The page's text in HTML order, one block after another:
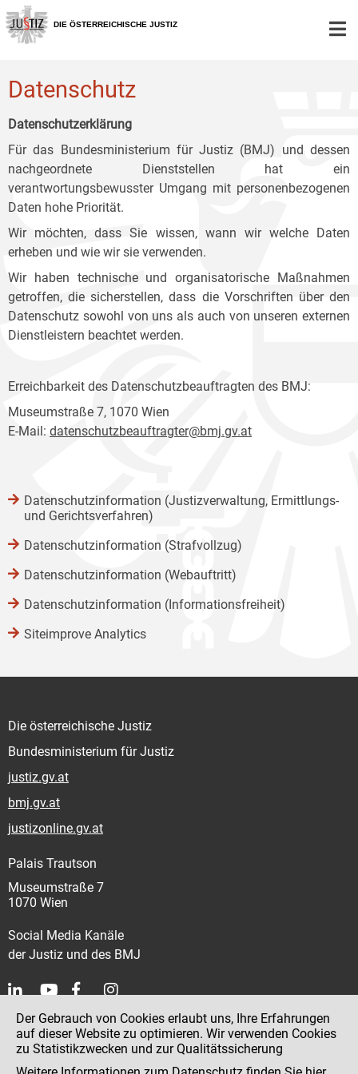
Zur
Hauptnavigation
[1]
Zum
Inhalt
[2]
Zum
Untermenü
[3]
DIE ÖSTERREICHISCHE JUSTIZ
Datenschutz
Datenschutzerklärung
Für das Bundesministerium für Justiz (BMJ) und dessen
nachgeordnete Dienststellen hat ein
verantwortungsbewusster Umgang mit personenbezogenen
Daten hohe Priorität.
Wir möchten, dass Sie wissen, wann wir welche Daten
erheben und wie wir sie verwenden.
Wir haben technische und organisatorische Maßnahmen
getroffen, die sicherstellen, dass die Vorschriften über den
Datenschutz sowohl von uns als auch von unseren externen
Dienstleistern beachtet werden.
Erreichbarkeit des Datenschutzbeauftragten des BMJ:
Museumstraße 7, 1070 Wien
E-Mail: datenschutzbeauftragter@bmj.gv.at
Datenschutzinformation (Justizverwaltung, Ermittlungs-
und Gerichtsverfahren)
Datenschutzinformation (Strafvollzug)
Datenschutzinformation (Webauftritt)
Datenschutzinformation (Informationsfreiheit)
Siteimprove Analytics
Die österreichische Justiz
Bundesministerium für Justiz
justiz.gv.at
bmj.gv.at
justizonline.gv.at
Palais Trautson
Museumstraße 7
1070 Wien
Social Media Kanäle
der Justiz und des BMJ
Kontakt
Impressum
Der Gebrauch von Cookies erlaubt uns, Ihre Erfahrungen
auf dieser Website zu optimieren. Wir verwenden Cookies
zu Statistikzwecken und zur Qualitätssicherung